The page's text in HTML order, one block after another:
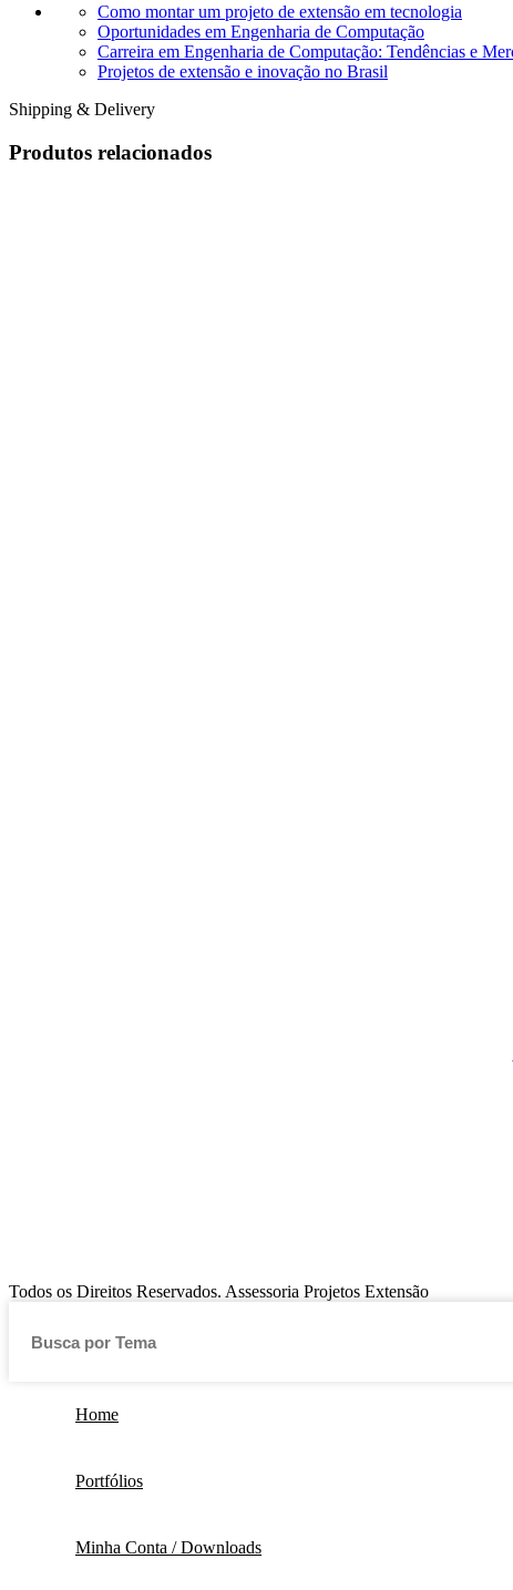
Como montar um projeto de extensão em tecnologia
Oportunidades em Engenharia de Computação
Carreira em Engenharia de Computação: Tendências e
Projetos de extensão e inovação no Brasil
Shipping & Delivery
Produtos relacionados
Todos os Direitos Reservados. Assessoria Projetos Extensão
Home
Portfólios
Minha Conta / Downloads